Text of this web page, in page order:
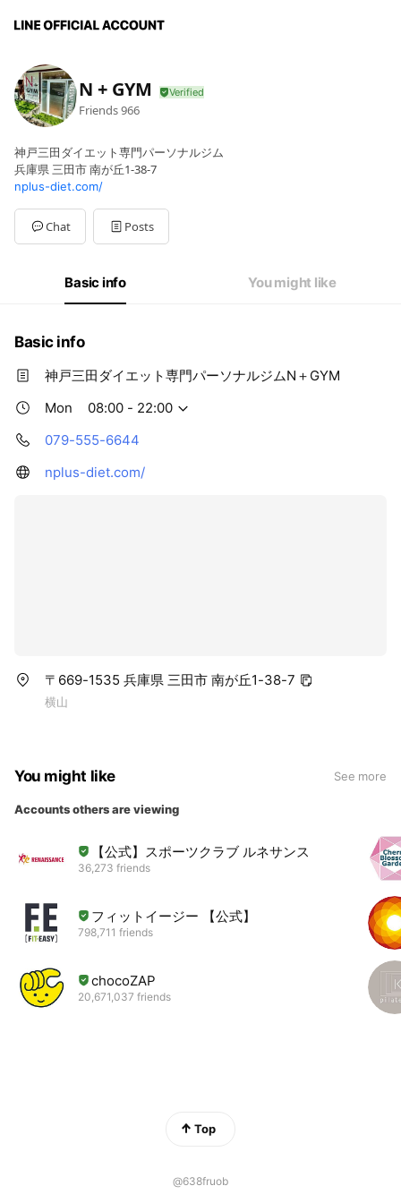
N + GYM
Friends966
神戸三田ダイエット専門パーソナルジム
兵庫県 三田市 南が丘1-38-7
nplus-diet.com/
Chat Posts
Basic info You might like
Basic info
神戸三田ダイエット専門パーソナルジムN＋GYM
Mon
08:00 - 22:00
079-555-6644
nplus-diet.com/
〒669-1535 兵庫県 三田市 南が丘1-38-7
横山
You might like See more
Accounts others are viewing
【公式】スポーツクラブ ルネサンス
36,273 friends
フィットイージー 【公式】
798,711 friends
chocoZAP
20,671,037 friends
Top
@638fruob